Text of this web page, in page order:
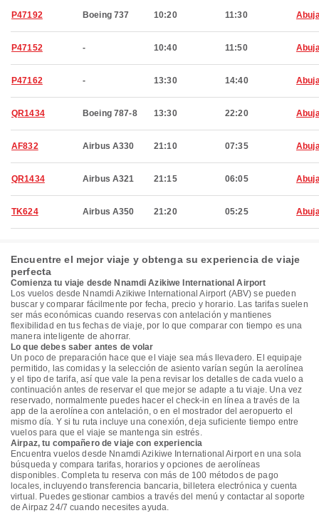
P47192 Boeing 737 10:20 11:30
P47152 - 10:40 11:50
P47162 - 13:30 14:40
QR1434 Boeing 787-8 13:30 22:20
AF832 Airbus A330 21:10 07:35
QR1434 Airbus A321 21:15 06:05
TK624 Airbus A350 21:20 05:25
Encuentre el mejor viaje y obtenga su experiencia de viaje
perfecta
Comienza tu viaje desde Nnamdi Azikiwe International Airport
Los vuelos desde Nnamdi Azikiwe International Airport (ABV) se pueden
buscar y comparar fácilmente por fecha, precio y horario. Las tarifas suelen
ser más económicas cuando reservas con antelación y mantienes
flexibilidad en tus fechas de viaje, por lo que comparar con tiempo es una
manera inteligente de ahorrar.
Lo que debes saber antes de volar
Un poco de preparación hace que el viaje sea más llevadero. El equipaje
permitido, las comidas y la selección de asiento varían según la aerolínea
y el tipo de tarifa, así que vale la pena revisar los detalles de cada vuelo a
continuación antes de reservar el que mejor se adapte a tu viaje. Una vez
reservado, normalmente puedes hacer el check-in en línea a través de la
app de la aerolínea con antelación, o en el mostrador del aeropuerto el
mismo día. Y si tu ruta incluye una conexión, deja suficiente tiempo entre
vuelos para que el viaje se mantenga sin estrés.
Airpaz, tu compañero de viaje con experiencia
Encuentra vuelos desde Nnamdi Azikiwe International Airport en una sola
búsqueda y compara tarifas, horarios y opciones de aerolíneas
disponibles. Completa tu reserva con más de 100 métodos de pago
locales, incluyendo transferencia bancaria, billetera electrónica y cuenta
virtual. Puedes gestionar cambios a través del menú y contactar al soporte
de Airpaz 24/7 cuando necesites ayuda.